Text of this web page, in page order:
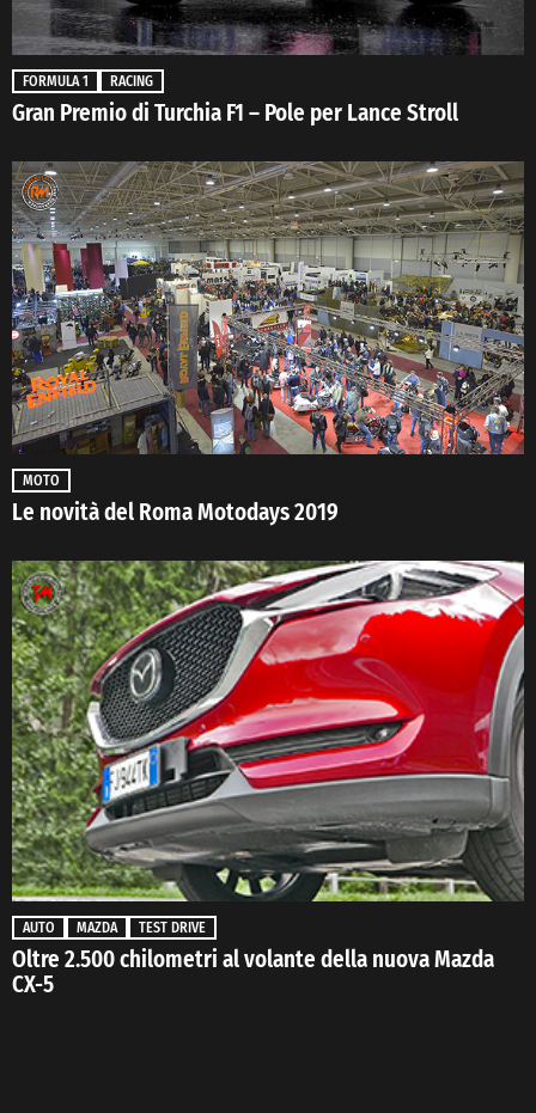
FORMULA 1 RACING
Gran Premio di Turchia F1 – Pole per Lance Stroll
MOTO
Le novità del Roma Motodays 2019
AUTO MAZDA TEST DRIVE
Oltre 2.500 chilometri al volante della nuova Mazda
CX-5